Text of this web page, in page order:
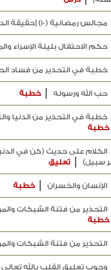
مجالس رمضانية (10) [حقيقة الدنيا]
حكم الاحتفال بليلة الإسراء
خطبة في التحذير من فساد
حب الله ورسوله خطبة
خطبة في التحذير من الدنيا
خطبة
الكلام على حديث (كن في
سبيل)
تعليق
الإنسان والخسران خطبة
التحذير من فتنة الشبكات
خطبة
التحذير من فتنة الشبكات
وجوب تعليق القلب بالله تعالى